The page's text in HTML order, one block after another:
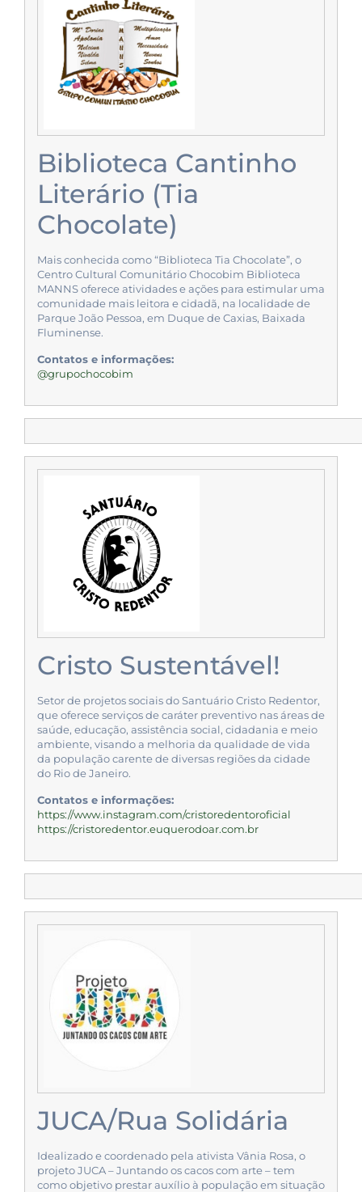
Biblioteca Cantinho
Literário (Tia
Chocolate)
Mais conhecida como “Biblioteca Tia Chocolate”, o
Centro Cultural Comunitário Chocobim Biblioteca
MANNS oferece atividades e ações para estimular uma
comunidade mais leitora e cidadã, na localidade de
Parque João Pessoa, em Duque de Caxias, Baixada
Fluminense.
Contatos e informações:
@grupochocobim
Cristo Sustentável!
Setor de projetos sociais do Santuário Cristo Redentor,
que oferece serviços de caráter preventivo nas áreas de
saúde, educação, assistência social, cidadania e meio
ambiente, visando a melhoria da qualidade de vida
da população carente de diversas regiões da cidade
do Rio de Janeiro.
Contatos e informações:
https://www.instagram.com/cristoredentoroficial
https://cristoredentor.euquerodoar.com.br
JUCA/Rua Solidária
Idealizado e coordenado pela ativista Vânia Rosa, o
projeto JUCA – Juntando os cacos com arte – tem
como objetivo prestar auxílio à população em situação